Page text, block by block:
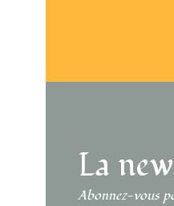
La
Abonnez-vous